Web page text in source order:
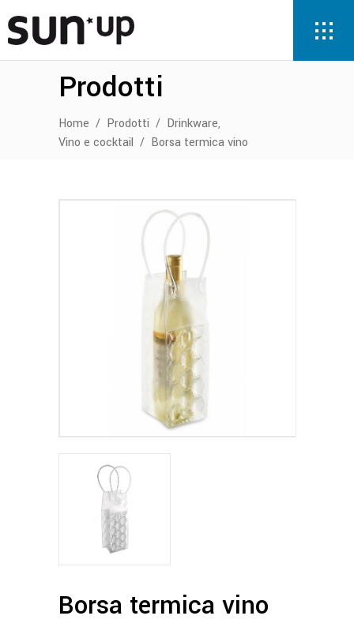
Prodotti
Home / Prodotti / Drinkware,
Vino e cocktail / Borsa termica vino
Borsa termica vino